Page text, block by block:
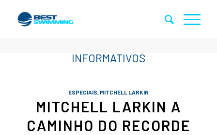
ESPECIAIS, MITCHELL LARKIN
MITCHELL LARKIN A
CAMINHO DO RECORDE